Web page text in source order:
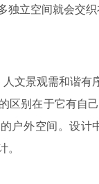
独立空间就会交织
文景观需和谐有
区别在于它有自
户外空间。设